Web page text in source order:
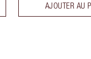
AJOUTER AU